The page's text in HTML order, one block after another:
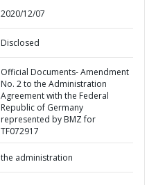
2020/12/07
Disclosed
Official Documents- Amendment
No. 2 to the Administration
Agreement with the Federal
Republic of Germany
represented by BMZ for
TF072917
the administration